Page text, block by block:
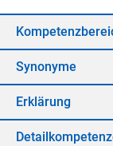
Syn­ony­me
Er­klä­rung